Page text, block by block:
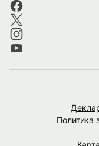
Политика